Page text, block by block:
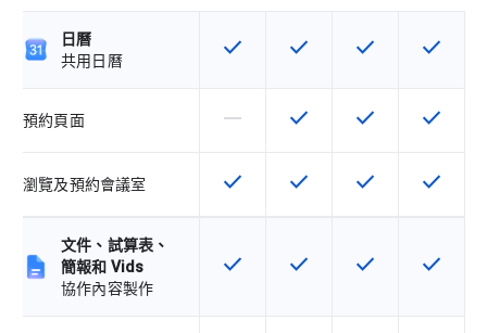
日曆
共用日曆
這項功能適用於該 SKU
check 這項功能適用於該 SKU
check 這項功能適用於
check 這項功
check
預約頁面 這個 SKU 不支援這項功能
horizontal_rule 這項功能適用於該 SKU
check 這項功能適用於
check 這項功
check
瀏覽及預約會議室 這項功能適用於該 SKU
check 這項功能適用於該 SKU
check 這項功能適用於
check 這項功
check
文件、試算表、
簡報和 Vids
協作內容製作
這項功能適用於該 SKU
check 這項功能適用於該 SKU
check 這項功能適用於
check 這項功
check